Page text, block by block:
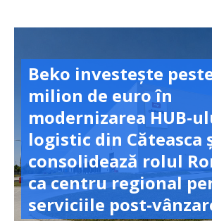
Beko investește
milion de euro în
modernizarea HUB-
logistic din Căteasca
consolidează rolul
ca centru regional
serviciile post-